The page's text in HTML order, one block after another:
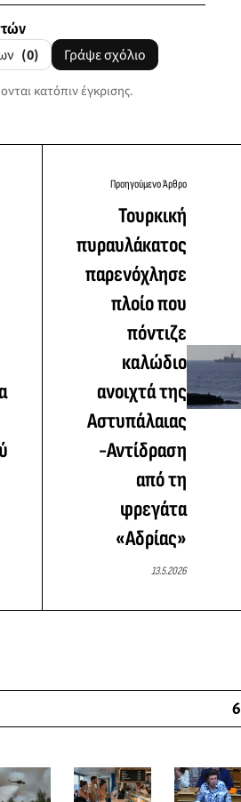
(0) Γράψε σχόλιο
κατόπιν έγκρισης.
Προηγούμενο Άρθρο
Τουρκική
πυραυλάκατος
παρενόχλησε
πλοίο που
πόντιζε
καλώδιο
ανοιχτά της
Αστυπάλαιας
-Αντίδραση
από τη
φρεγάτα
«Αδρίας»
13.5.2026
6